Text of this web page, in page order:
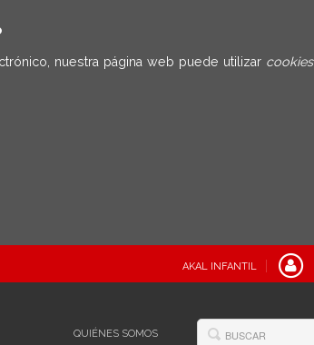
nuestra página web puede utilizar cookies
AKAL INFANTIL
QUIÉNES SOMOS